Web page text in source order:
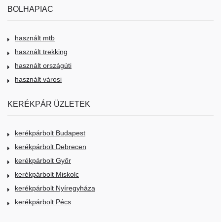
BOLHAPIAC
használt mtb
használt trekking
használt országúti
használt városi
KERÉKPÁR ÜZLETEK
kerékpárbolt Budapest
kerékpárbolt Debrecen
kerékpárbolt Győr
kerékpárbolt Miskolc
kerékpárbolt Nyíregyháza
kerékpárbolt Pécs